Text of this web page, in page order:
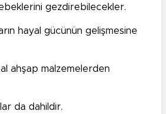
gezdirebilecekler.
hayal gücünün gelişmesine
ahşap malzemelerden
da dahildir.